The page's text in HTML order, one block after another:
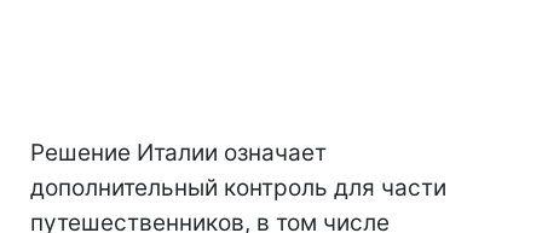
Решение Италии означает
дополнительный контроль для части
путешественников, в том числе